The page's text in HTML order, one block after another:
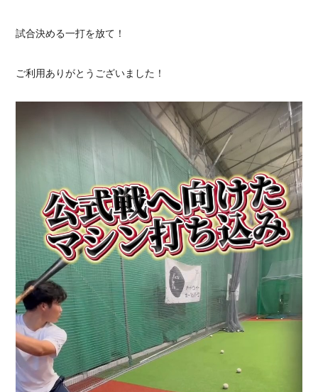
試合決める一打を放て！
ご利用ありがとうございました！